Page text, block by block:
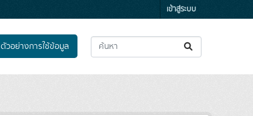
เข้าสู่ระบบ
ตัวอย่างการใช้ข้อมูล